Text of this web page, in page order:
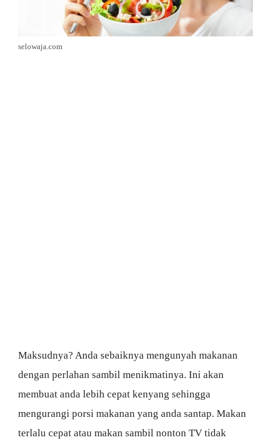
selowaja.com
Maksudnya? Anda sebaiknya mengunyah makanan
dengan perlahan sambil menikmatinya. Ini akan
membuat anda lebih cepat kenyang sehingga
mengurangi porsi makanan yang anda santap. Makan
terlalu cepat atau makan sambil nonton TV tidak